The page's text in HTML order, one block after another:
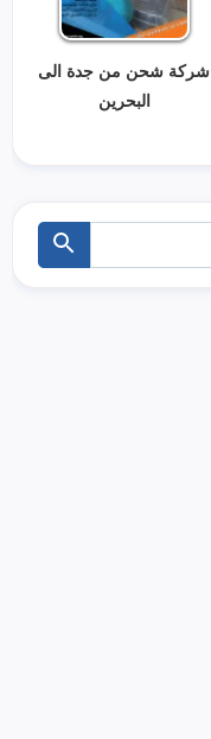
شركة شحن من جدة الى
البحرين
ابحث